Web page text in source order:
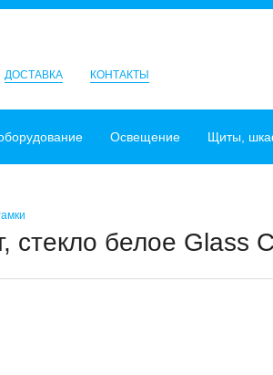
ДОСТАВКА КОНТАКТЫ
Освещение Щиты,
стекло белое Glass